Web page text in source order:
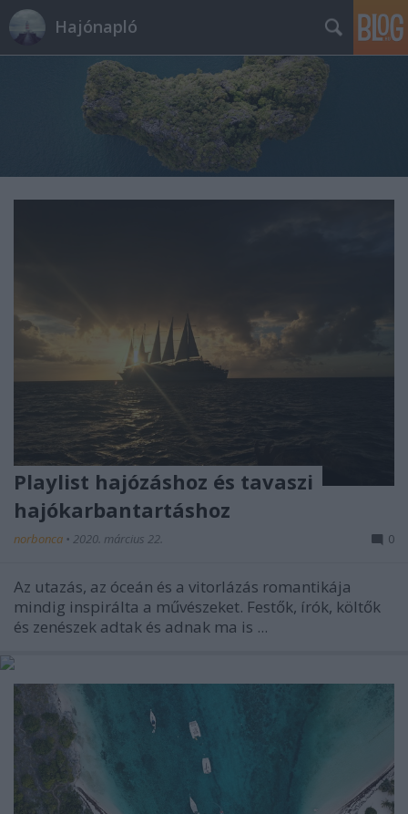
Hajónapló
Playlist hajózáshoz és tavaszi
hajókarbantartáshoz
norbonca • 2020. március 22. 0
Az utazás, az óceán és a vitorlázás romantikája
mindig inspirálta a művészeket. Festők, írók, költők
és zenészek adtak és adnak ma is ...